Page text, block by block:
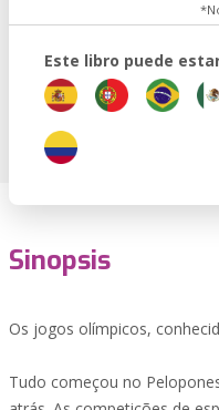
Este libro puede
Sinopsis
Os jogos olímpicos,
Tudo começou no